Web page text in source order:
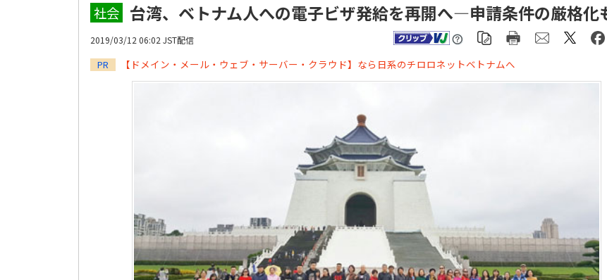
社会 台湾、ベトナム人への電子ビザ発給を再開へ―申請条件の厳格化
2019/03/12 06:02 JST配信
PR 【ドメイン・メール・ウェブ・サーバー・クラウド】なら日系のチロロネットベトナムへ